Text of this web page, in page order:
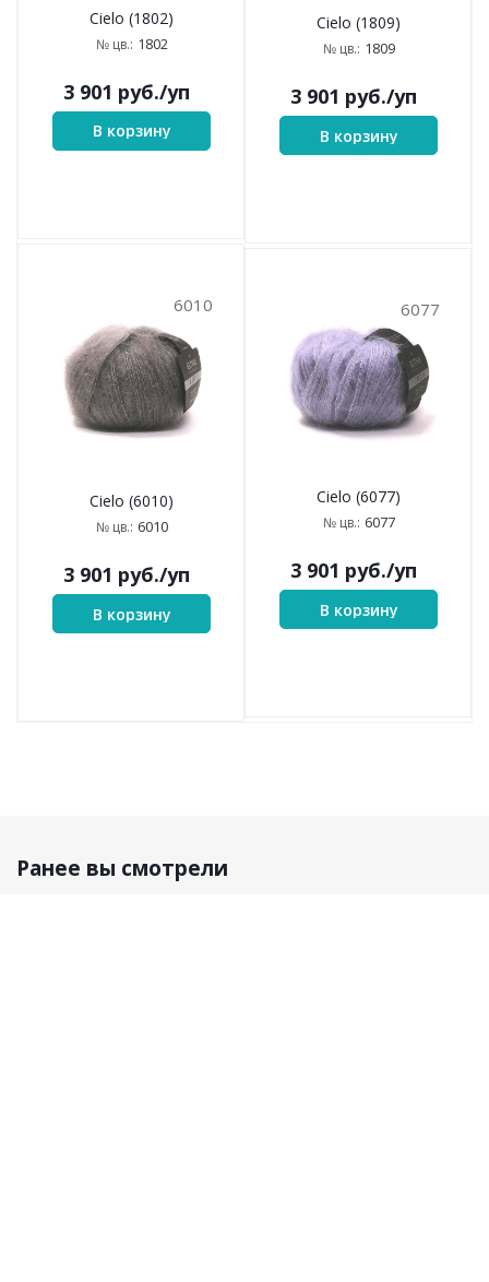
Cielo (1802)
№ цв.: 1802
3 901 руб./уп
В корзину
Cielo (1809)
№ цв.: 1809
3 901 руб./уп
В корзину
6010
Cielo (6010)
№ цв.: 6010
3 901 руб./уп
В корзину
6077
Cielo (6077)
№ цв.: 6077
3 901 руб./уп
В корзину
Ранее вы смотрели